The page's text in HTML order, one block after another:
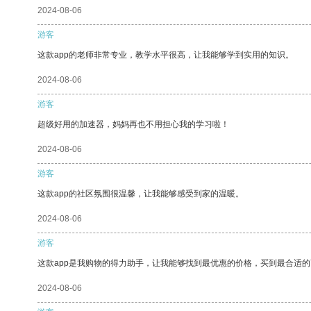
2024-08-06
游客
这款app的老师非常专业，教学水平很高，让我能够学到实用的知识。
2024-08-06
游客
超级好用的加速器，妈妈再也不用担心我的学习啦！
2024-08-06
游客
这款app的社区氛围很温馨，让我能够感受到家的温暖。
2024-08-06
游客
这款app是我购物的得力助手，让我能够找到最优惠的价格，买到最合适
2024-08-06